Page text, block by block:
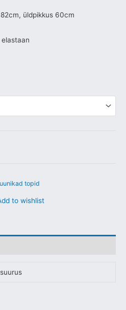
üldpikkus 60cm
topid
to wishlist